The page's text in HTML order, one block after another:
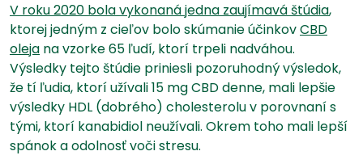
V roku 2020 bola vykonaná jedna zaujímavá štúdia,
ktorej jedným z cieľov bolo skúmanie účinkovCBD
oleja na vzorke 65 ľudí, ktorí trpeli nadváhou.
Výsledky tejto štúdie priniesli pozoruhodný výsledok,
že tí ľudia, ktorí užívali 15 mg CBD denne, mali lepšie
výsledky HDL (dobrého) cholesterolu v porovnaní s
tými, ktorí kanabidiol neužívali. Okrem toho mali lepší
spánok a odolnosť voči stresu.